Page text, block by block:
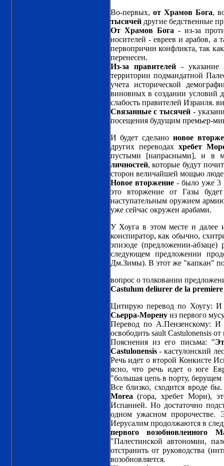
Во-первых, от Храмов Бога,
тысячейдругие бедственные
От Храмов Бога - из-за
носителей - евреев и арабов,
первопричин конфликта, так
перенесен.
Из-за правителей- указание
территории подмандатной
учета исторической
виновных в создании условий
слабость правителей Израиля.
Связанные с тысячей -
посещения будущим премьер-
И будет сделано новое
других переводах хребет
пустыми [напрасными], и в
личностей, которые будут
сторон величайшей мощью
Новое вторжение- было уже 3
это вторжение от Газы
наступательным оружием
уже сейчас окружен арабами.
У Хоуга в этом месте и далее
конспиратор, как обычно,
эпизоде (предложении-
следующем предложении
Дм.Зимы). В этот же "капкан"
вопрос о толковании
Castulum deliurer de la
Цитирую перевод по Хоугу: И
Сьерра-Моренуиз первого
Перевод по А.Пензенскому: И
освободить sault Castulonensis
Пояснения из его письма: "
Castulonensis- кастулонский
Речь идет о второй Конкисте
ясно, что речь идет о юге
"большая цепь в порту,
Все близко, сходится вроде
Morea (гора, хребет Мори),
Испанией. Но достаточно
одном ужасном
Иерусалим продолжаются в
первого возобновленного
"Палестинской автономии,
отстранить от руководства
возобновляется.